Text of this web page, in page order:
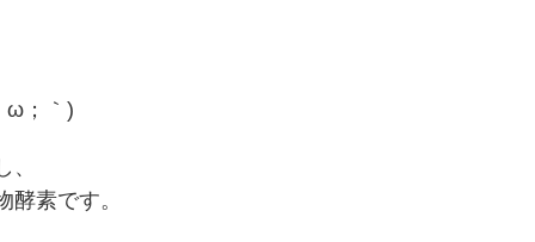
ω；｀)
素です。